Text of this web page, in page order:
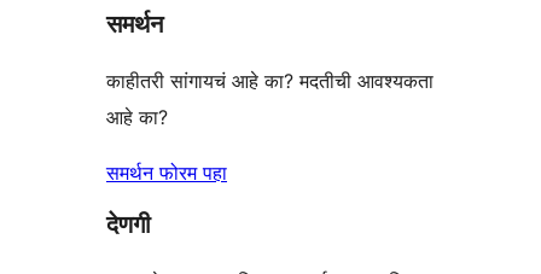
परीक्षणे
समर्थन
काहीतरी सांगायचं आहे का? मदतीची आवश्यकता
आहे का?
समर्थन फोरम पहा
देणगी